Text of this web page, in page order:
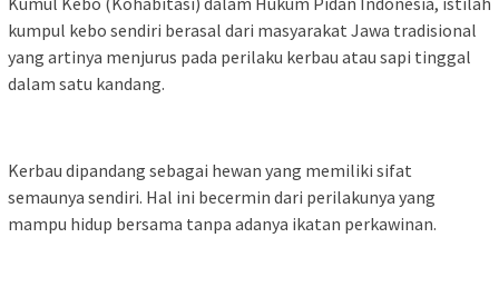
kumpul kebo sendiri berasal dari masyarakat Jawa tradisional
yang artinya menjurus pada perilaku kerbau atau sapi tinggal
dalam satu kandang.
Kerbau dipandang sebagai hewan yang memiliki sifat
semaunya sendiri. Hal ini becermin dari perilakunya yang
mampu hidup bersama tanpa adanya ikatan perkawinan.